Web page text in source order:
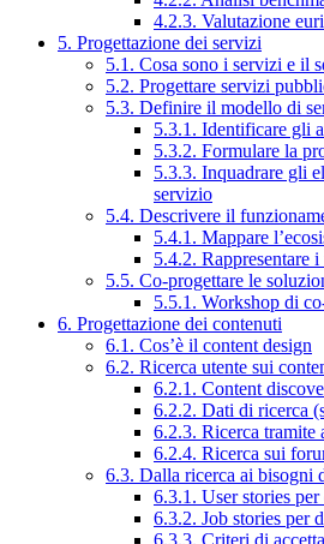
4.2.3. Valutazione
5. Progettazione dei servizi
5.1. Cosa sono i servizi e il
5.2. Progettare servizi
5.3. Definire il modello di
5.3.1. Identificare gli
5.3.2. Formulare la
5.3.3. Inquadrare gli
servizio
5.4. Descrivere il
5.4.1. Mappare
5.4.2. Rappresentare
5.5. Co-progettare le
5.5.1. Workshop di
6. Progettazione dei contenuti
6.1. Cos’è il content design
6.2. Ricerca utente sui
6.2.1. Content
6.2.2. Dati di ricerca
6.2.3. Ricerca tramite
6.2.4. Ricerca sui
6.3. Dalla ricerca ai bisogni
6.3.1. User stories
6.3.2. Job stories per
6.3.3. Criteri di